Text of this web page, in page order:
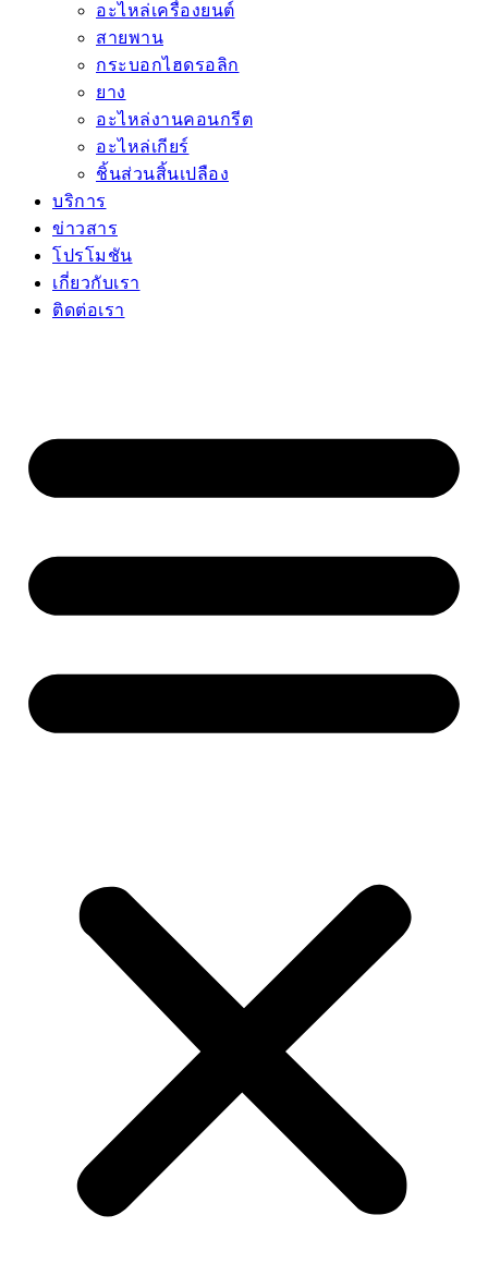
อะไหล่เครื่องยนต์
สายพาน
กระบอกไฮดรอลิก
ยาง
อะไหล่งานคอนกรีต
อะไหล่เกียร์
ชิ้นส่วนสิ้นเปลือง
บริการ
ข่าวสาร
โปรโมชัน
เกี่ยวกับเรา
ติดต่อเรา